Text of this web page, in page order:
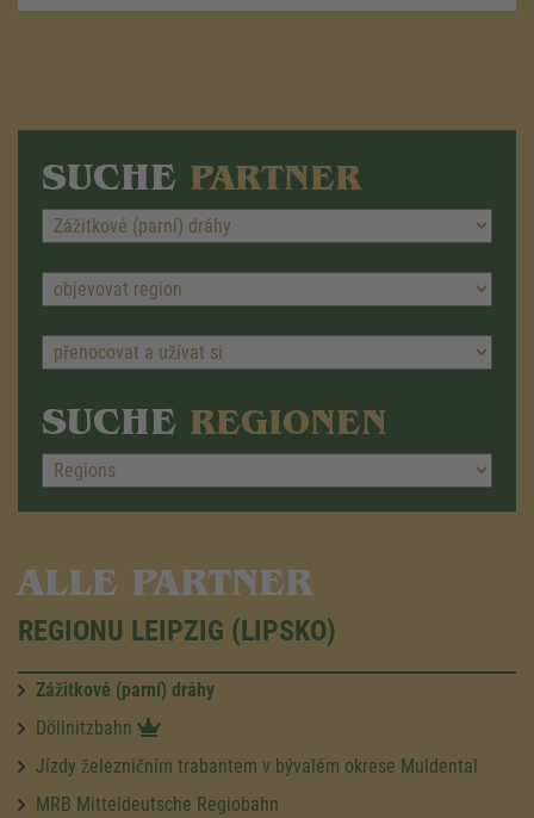
SUCHE PARTNER
SUCHE REGIONEN
ALLE PARTNER
REGIONU LEIPZIG (LIPSKO)
Zážitkové (parní) dráhy
Döllnitzbahn
Jízdy železničním trabantem v bývalém okrese Muldental
MRB Mitteldeutsche Regiobahn